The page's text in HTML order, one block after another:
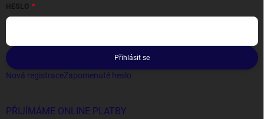
HESLO
Přihlásit se
Nová registraceZapomenuté heslo
PŘIJÍMÁME ONLINE PLATBY